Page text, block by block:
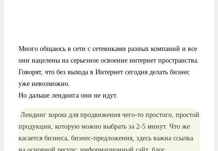
Много общаюсь в сети с сетевиками разных компаний и все
они нацелены на серьезное освоение интернет пространства.
Говорят, что без выхода в Интернет сегодня делать бизнес
уже невозможно.
Но дальше лендинга они не идут.
Лендинг хорош для продвижения чего-то простого, простой
продукции, которую можно выбрать за 2-5 минут. Что же
касается бизнеса, бизнес-предложения, здесь важна ссылка